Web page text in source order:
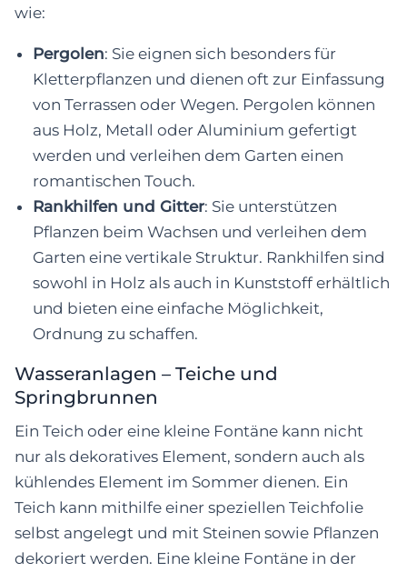
wie:
Pergolen: Sie eignen sich besonders für
Kletterpflanzen und dienen oft zur Einfassung
von Terrassen oder Wegen. Pergolen können
aus Holz, Metall oder Aluminium gefertigt
werden und verleihen dem Garten einen
romantischen Touch.
Rankhilfen und Gitter: Sie unterstützen
Pflanzen beim Wachsen und verleihen dem
Garten eine vertikale Struktur. Rankhilfen sind
sowohl in Holz als auch in Kunststoff erhältlich
und bieten eine einfache Möglichkeit,
Ordnung zu schaffen.
Wasseranlagen – Teiche und
Springbrunnen
Ein Teich oder eine kleine Fontäne kann nicht
nur als dekoratives Element, sondern auch als
kühlendes Element im Sommer dienen. Ein
Teich kann mithilfe einer speziellen Teichfolie
selbst angelegt und mit Steinen sowie Pflanzen
dekoriert werden. Eine kleine Fontäne in der